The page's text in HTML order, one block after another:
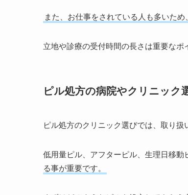
また、お仕事をされている人も多いた
立地や診療の受付時間の長さは重要なポ
ピル処方の病院やクリニッ
ピル処方のクリニック選びでは、取り
低用量ピル、アフターピル、生理日移動
る事が重要です。